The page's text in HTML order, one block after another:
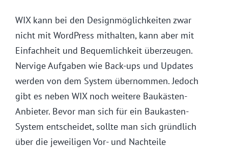
WIX kann bei den Designmöglichkeiten zwar
nicht mit WordPress mithalten, kann aber mit
Einfachheit und Bequemlichkeit überzeugen.
Nervige Aufgaben wie Back-ups und Updates
werden von dem System übernommen. Jedoch
gibt es neben WIX noch weitere Baukästen-
Anbieter. Bevor man sich für ein Baukasten-
System entscheidet, sollte man sich gründlich
über die jeweiligen Vor- und Nachteile